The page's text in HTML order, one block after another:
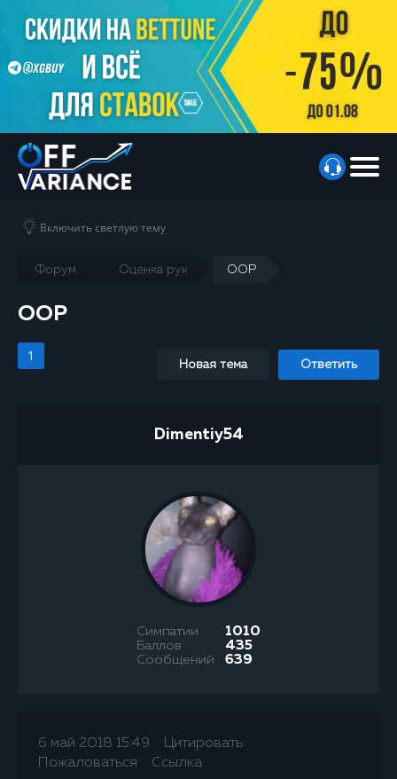
Форум Оценка рук ООР
Включить светлую тему
ООР
1
Новая тема Ответить
Dimentiy54
Симпатии 1010
Баллов 435
Сообщений 639
6 май 2018 15:49
Цитировать
Пожаловаться
Ссылка